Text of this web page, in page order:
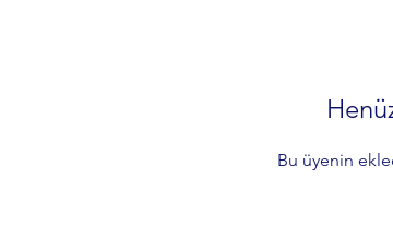
Bu üyenin